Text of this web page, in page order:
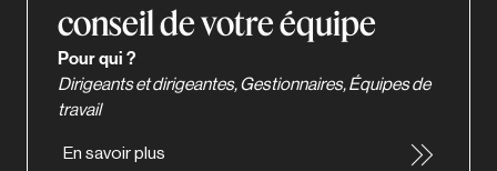
conseil de votre équipe
Pour qui ?
Dirigeants et dirigeantes, Gestionnaires, Équipes de
travail
En savoir plus